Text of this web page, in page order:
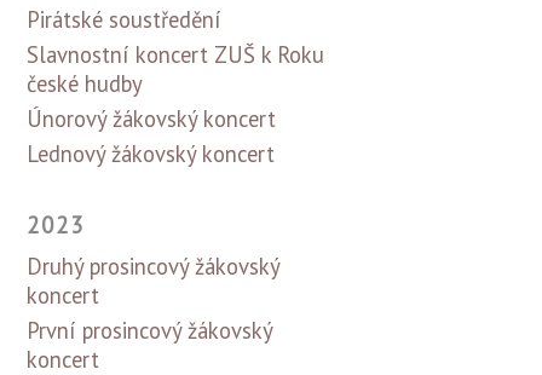
Pirátské soustředění
Slavnostní koncert ZUŠ k Roku
české hudby
Únorový žákovský koncert
Lednový žákovský koncert
2023
Druhý prosincový žákovský
koncert
První prosincový žákovský
koncert